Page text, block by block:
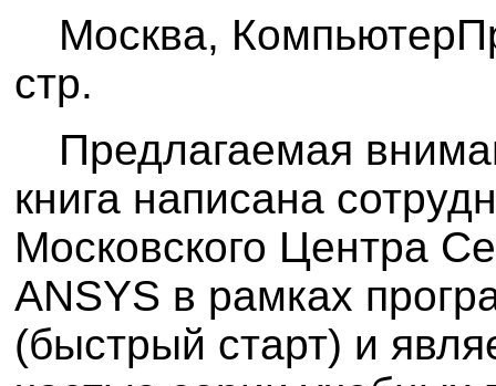
Москва,
стр.
Предлагаемая
книга написана
Московского Центра
ANSYS в рамках
(быстрый старт) и